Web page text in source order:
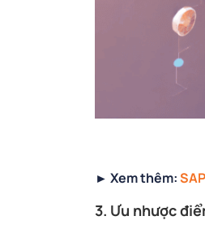
► Xem thêm:
3. Ưu nhược